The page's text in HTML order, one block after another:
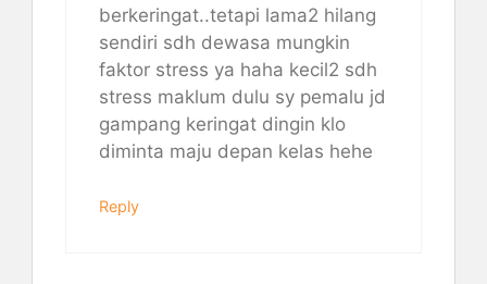
berkeringat..tetapi lama2 hilang
sendiri sdh dewasa mungkin
faktor stress ya haha kecil2 sdh
stress maklum dulu sy pemalu jd
gampang keringat dingin klo
diminta maju depan kelas hehe
Reply